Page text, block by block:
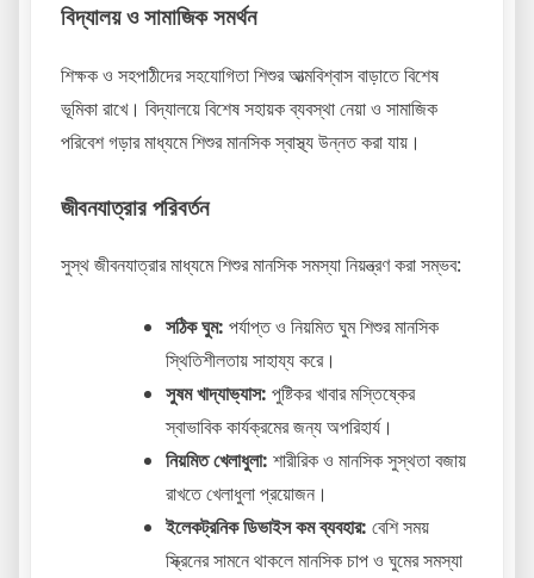
বিদ্যালয় ও সামাজিক সমর্থন
শিক্ষক ও সহপাঠীদের সহযোগিতা শিশুর আত্মবিশ্বাস বাড়াতে বিশেষ
ভূমিকা রাখে। বিদ্যালয়ে বিশেষ সহায়ক ব্যবস্থা নেয়া ও সামাজিক
পরিবেশ গড়ার মাধ্যমে শিশুর মানসিক স্বাস্থ্য উন্নত করা যায়।
জীবনযাত্রার পরিবর্তন
সুস্থ জীবনযাত্রার মাধ্যমে শিশুর মানসিক সমস্যা নিয়ন্ত্রণ করা সম্ভব:
সঠিক ঘুম: পর্যাপ্ত ও নিয়মিত ঘুম শিশুর মানসিক
স্থিতিশীলতায় সাহায্য করে।
সুষম খাদ্যাভ্যাস: পুষ্টিকর খাবার মস্তিষ্কের
স্বাভাবিক কার্যক্রমের জন্য অপরিহার্য।
নিয়মিত খেলাধুলা: শারীরিক ও মানসিক সুস্থতা বজায়
রাখতে খেলাধুলা প্রয়োজন।
ইলেকট্রনিক ডিভাইস কম ব্যবহার: বেশি সময়
স্ক্রিনের সামনে থাকলে মানসিক চাপ ও ঘুমের সমস্যা